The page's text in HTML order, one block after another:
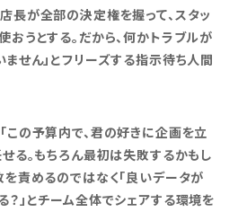
長が全部の決定権を握って、スタッ
おうとする。だから、何かトラブルが
ません」とフリーズする指示待ち人間
この予算内で、君の好きに企画を立
せる。もちろん最初は失敗するかもし
を責めるのではなく「良いデータが
？」とチーム全体でシェアする環境を